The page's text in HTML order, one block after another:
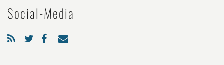
Social-Media